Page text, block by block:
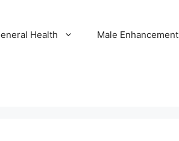
Health Male Enhancement